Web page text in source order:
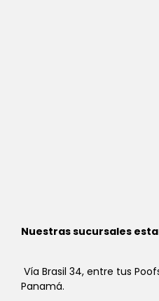
Nuestras sucursales
Vía Brasil 34, entre tus
Panamá.